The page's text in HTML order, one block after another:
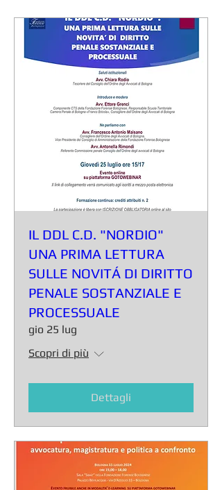
IL DDL C.D. "NORDIO"
UNA PRIMA LETTURA
SULLE NOVITÁ DI DIRITTO
PENALE SOSTANZIALE E
PROCESSUALE
gio 25 lug
Scopri di più
Dettagli